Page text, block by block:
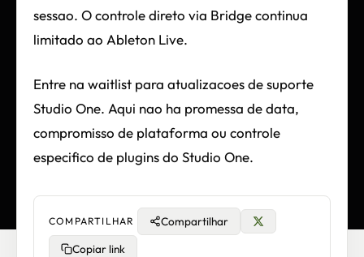
sessao. O controle direto via Bridge continua
limitado ao Ableton Live.
Entre na waitlist para atualizacoes de suporte
Studio One. Aqui nao ha promessa de data,
compromisso de plataforma ou controle
especifico de plugins do Studio One.
COMPARTILHAR
Compartilhar
Copiar link